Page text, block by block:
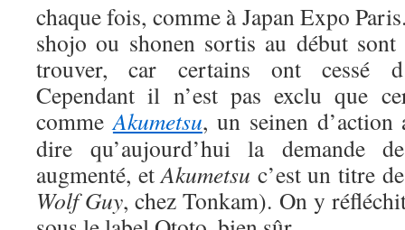
chaque fois, comme à Japan Expo
shojo ou shonen sortis au début
trouver, car certains ont cessé
Cependant il n’est pas exclu que
commeAkumetsu, un seinen
dire qu’aujourd’hui la demande
augmenté, etAkumetsu c’est un titre
Wolf Guy, chez Tonkam). On y